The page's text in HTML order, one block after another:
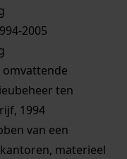
2005
ten
1994
van een
materieel